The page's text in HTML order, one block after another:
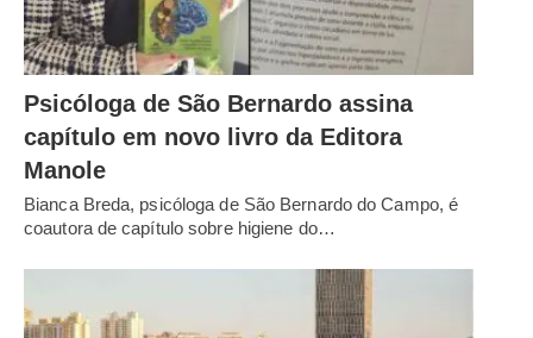
Psicóloga de São Bernardo assina
capítulo em novo livro da Editora
Manole
Bianca Breda, psicóloga de São Bernardo do Campo, é
coautora de capítulo sobre higiene do…